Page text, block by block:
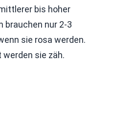
bis hoher
brauchen nur 2-3
sie rosa werden.
sie zäh.